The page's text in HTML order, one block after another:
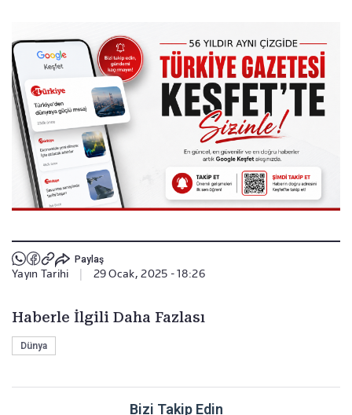
Paylaş
Yayın Tarihi 29 Ocak, 2025 - 18:26
Haberle İlgili Daha Fazlası
Dünya
Bizi Takip Edin